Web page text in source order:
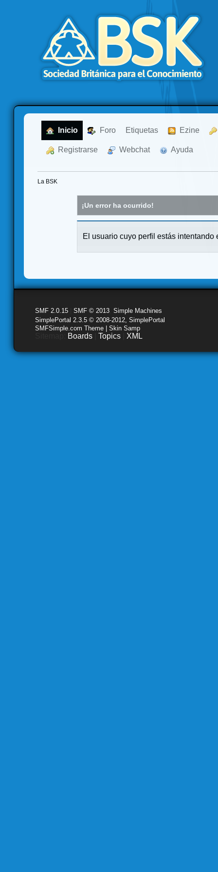
Inicio Foro Etiquetas Ezine
Registrarse Webchat Ayuda
La BSK
¡Un error ha ocurrido!
El usuario cuyo perfil estás intentando
SMF 2.0.15 SMF © 2013 Simple Machines
SimplePortal 2.3.5 © 2008-2012, SimplePortal
SMFSimple.com Theme | Skin Samp
Boards Topics XML